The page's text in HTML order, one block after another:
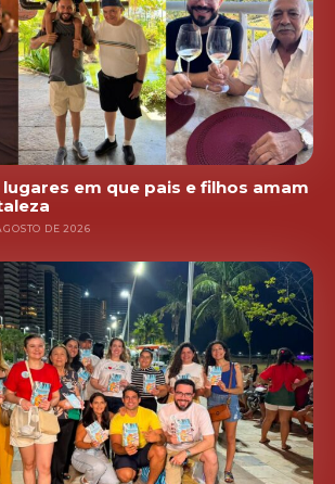
em que pais e filhos amam
DE 2026